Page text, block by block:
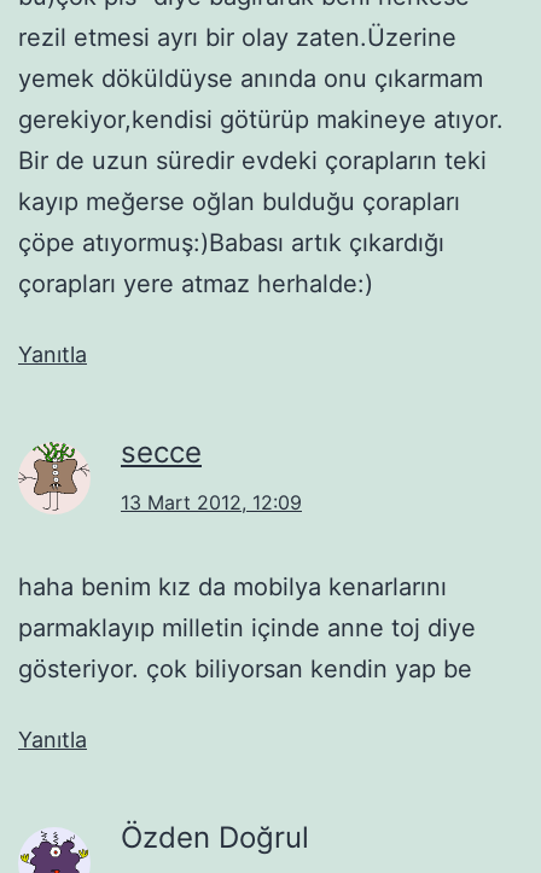
rezil etmesi ayrı bir olay zaten.Üzerine
yemek döküldüyse anında onu çıkarmam
gerekiyor,kendisi götürüp makineye atıyor.
Bir de uzun süredir evdeki çorapların teki
kayıp meğerse oğlan bulduğu çorapları
çöpe atıyormuş:)Babası artık çıkardığı
çorapları yere atmaz herhalde:)
Yanıtla
secce
13 Mart 2012, 12:09
haha benim kız da mobilya kenarlarını
parmaklayıp milletin içinde anne toj diye
gösteriyor. çok biliyorsan kendin yap be
Yanıtla
Özden Doğrul